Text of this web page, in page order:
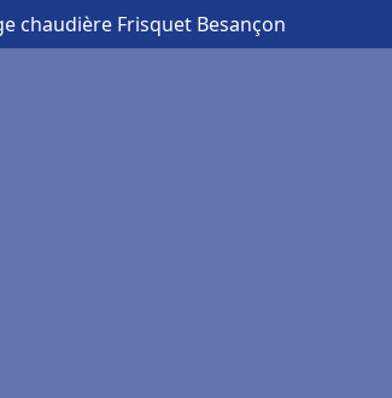
chaudière Frisquet Besançon